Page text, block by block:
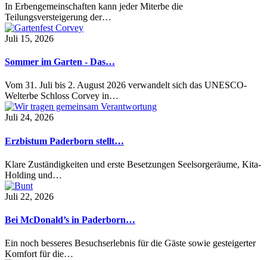
In Erbengemeinschaften kann jeder Miterbe die
Teilungsversteigerung der…
Juli 15, 2026
Sommer im Garten - Das…
Vom 31. Juli bis 2. August 2026 verwandelt sich das UNESCO-
Welterbe Schloss Corvey in…
Juli 24, 2026
Erzbistum Paderborn stellt…
Klare Zuständigkeiten und erste Besetzungen Seelsorgeräume, Kita-
Holding und…
Juli 22, 2026
Bei McDonald’s in Paderborn…
Ein noch besseres Besuchserlebnis für die Gäste sowie gesteigerter
Komfort für die…